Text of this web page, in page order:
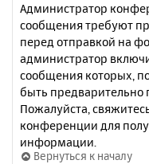
Администратор
сообщения требуют
перед отправкой на
администратор
сообщения которых,
быть предварительно
Пожалуйста,
конференции для
информации.
Вернуться к началу